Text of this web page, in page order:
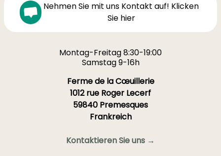
Nehmen Sie mit uns Kontakt auf! Klicken
Sie hier
Montag-Freitag 8:30-19:00
Samstag 9-16h
Ferme de la Cœuillerie
1012 rue Roger Lecerf
59840 Premesques
Frankreich
Kontaktieren Sie uns →